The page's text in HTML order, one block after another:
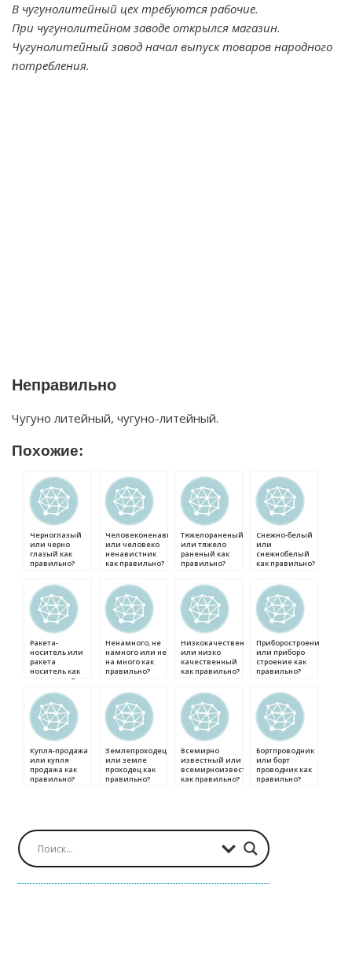
В чугунолитейный цех требуются рабочие.
При чугунолитейном заводе открылся магазин.
Чугунолитейный завод начал выпуск товаров народного
потребления.
Неправильно
Чугуно литейный, чугуно-литейный.
Похожие:
Черноглазый
или черно
глазый как
правильно?
Человеконенавистник
или человеко
ненавистник
как правильно?
Тяжелораненый
или тяжело
раненый как
правильно?
Снежно-белый
или
снежнобелый
как правильно?
Ракета-
носитель или
ракета
носитель как
правильно?
Ненамного, не
намного или не
на много как
правильно?
Низкокачественный
или низко
качественный
как правильно?
Приборостроение
или приборо
строение как
правильно?
Купля-продажа
или купля
продажа как
правильно?
Землепроходец
или земле
проходец как
правильно?
Всемирно
известный или
всемирноизвестный
как правильно?
Бортпроводник
или борт
проводник как
правильно?